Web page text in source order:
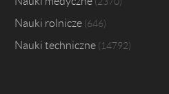
Nauki rolnicze 646
Nauki techniczne 14792